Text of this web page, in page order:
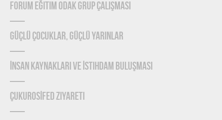
Forum Eğitim Odak Grup Çalışması
Güçlü Çocuklar, Güçlü Yarınlar
İnsan Kaynakları ve İstihdam Buluşması
ÇUKUROSİFED Ziyareti